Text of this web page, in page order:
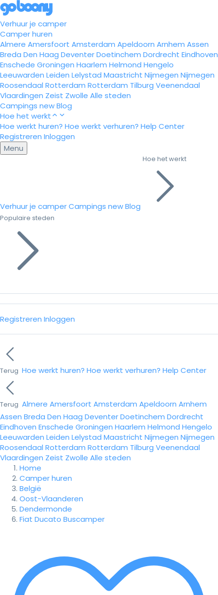
Verhuur je camper
Camper huren
Almere Amersfoort Amsterdam Apeldoorn Arnhem Assen
Breda Den Haag DeventerDoetinchem Dordrecht Eindhoven
Enschede Groningen Haarlem Helmond Hengelo
Leeuwarden Leiden Lelystad Maastricht Nijmegen Nijmegen
Roosendaal Rotterdam Rotterdam Tilburg Veenendaal
Vlaardingen Zeist Zwolle Alle steden
Campings newBlog
Hoe het werkt
Hoe werkt huren? Hoe werkt verhuren? Help Center
Registreren Inloggen
Menu
Verhuur je camperCampings newBlog
Hoe het werkt
Populaire steden
Registreren Inloggen
Terug Hoe werkt huren? Hoe werkt verhuren? Help Center
Terug Almere Amersfoort Amsterdam Apeldoorn Arnhem
Assen Breda Den Haag DeventerDoetinchem Dordrecht
Eindhoven Enschede Groningen Haarlem Helmond Hengelo
Leeuwarden Leiden Lelystad Maastricht Nijmegen Nijmegen
Roosendaal Rotterdam Rotterdam Tilburg Veenendaal
Vlaardingen Zeist Zwolle Alle steden
Home
Camper huren
België
Oost-Vlaanderen
Dendermonde
Fiat Ducato Buscamper